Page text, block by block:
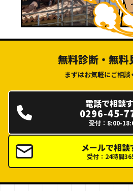
無料診断・無料
まずはお気軽にご相談
電話で相談
0296-45-
受付：8:00-
メールで相談
受付：24時間